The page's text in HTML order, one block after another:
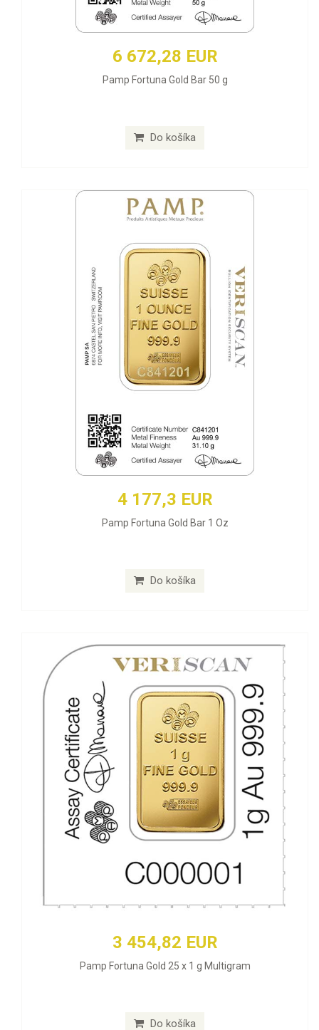
6 672,28 EUR
Pamp Fortuna Gold Bar 50 g
Do košíka
4 177,3 EUR
Pamp Fortuna Gold Bar 1 Oz
Do košíka
3 454,82 EUR
Pamp Fortuna Gold 25 x 1 g Multigram
Do košíka